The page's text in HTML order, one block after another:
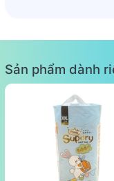
Sản phẩm dành